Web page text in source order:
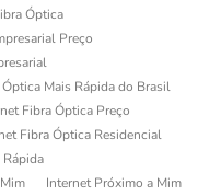
Óptica
Preço
Mais Rápida do Brasil
Fibra Óptica Preço
Fibra Óptica Residencial
Internet Próximo a Mim